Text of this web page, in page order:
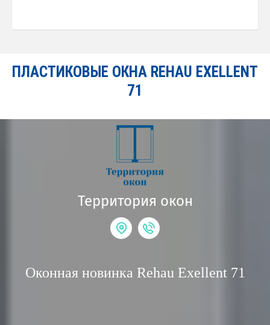
ПЛАСТИКОВЫЕ ОКНА REHAU EXELLENT
71
Территория окон
Оконная новинка Rehau Exellent 71